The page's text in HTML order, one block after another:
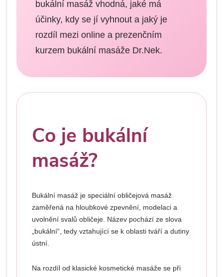
bukální masáž vhodná, jaké má
účinky, kdy se jí vyhnout a jaký je
rozdíl mezi online a prezenčním
kurzem bukální masáže Dr.Nek.
Co je bukální
masáž?
Bukální masáž je speciální obličejová masáž
zaměřená na hloubkové zpevnění, modelaci a
uvolnění svalů obličeje. Název pochází ze slova
„bukální“, tedy vztahující se k oblasti tváří a dutiny
ústní.
Na rozdíl od klasické kosmetické masáže se při